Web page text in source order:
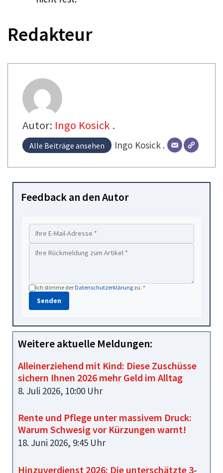
Redakteur
Autor: Ingo Kosick .
Alle Beiträge ansehen Ingo Kosick .
Feedback an den Autor
Ich stimme derDatenschutzerklärung zu. *
Senden
Weitere aktuelle Meldungen:
Alleinerziehend mit Kind: Diese Zuschüsse
sichern Ihnen 2026 mehr Geld im Alltag
8. Juli 2026, 10:00 Uhr
Rente und Pflege unter massivem Druck:
Warum Schwesig vor Kürzungen warnt!
18. Juni 2026, 9:45 Uhr
Hinzuverdienst 2026: Die unterschätzte 3-